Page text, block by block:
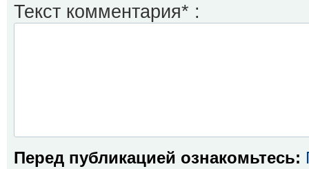
Текст комментария* :
Перед публикацией ознакомьтесь: